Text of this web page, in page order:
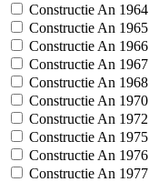
Constructie An 1964
Constructie An 1965
Constructie An 1966
Constructie An 1967
Constructie An 1968
Constructie An 1970
Constructie An 1972
Constructie An 1975
Constructie An 1976
Constructie An 1977